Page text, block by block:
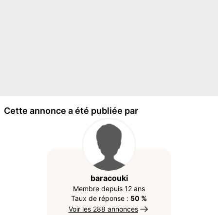
Cette annonce a été publiée par
baracouki
Membre depuis 12 ans
Taux de réponse : 50 %
Voir les 288 annonces